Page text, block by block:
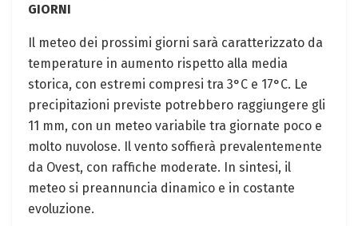
GIORNI
Il meteo dei prossimi giorni sarà caratterizzato da
temperature in aumento rispetto alla media
storica, con estremi compresi tra 3°C e 17°C. Le
precipitazioni previste potrebbero raggiungere gli
11 mm, con un meteo variabile tra giornate poco e
molto nuvolose. Il vento soffierà prevalentemente
da Ovest, con raffiche moderate. In sintesi, il
meteo si preannuncia dinamico e in costante
evoluzione.